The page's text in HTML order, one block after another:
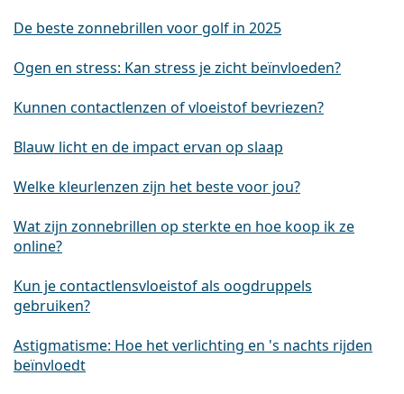
De beste zonnebrillen voor golf in 2025
Ogen en stress: Kan stress je zicht beïnvloeden?
Kunnen contactlenzen of vloeistof bevriezen?
Blauw licht en de impact ervan op slaap
Welke kleurlenzen zijn het beste voor jou?
Wat zijn zonnebrillen op sterkte en hoe koop ik ze
online?
Kun je contactlensvloeistof als oogdruppels
gebruiken?
Astigmatisme: Hoe het verlichting en 's nachts rijden
beïnvloedt